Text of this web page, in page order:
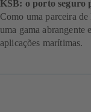
KSB: o porto seguro
Como uma parceira
uma gama abrangente
aplicações marítimas.